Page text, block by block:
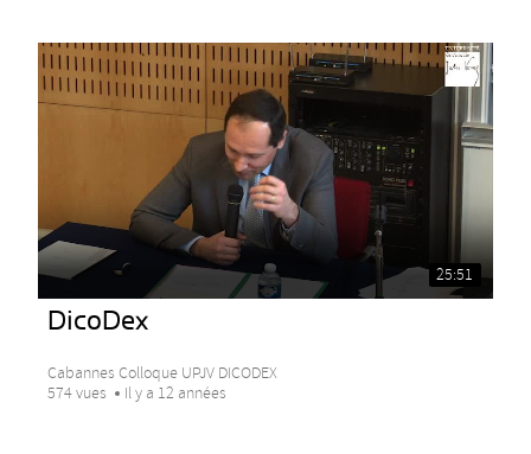
25:51
DicoDex
Cabannes Colloque UPJV DICODEX
574 vues
Il y a 12 années